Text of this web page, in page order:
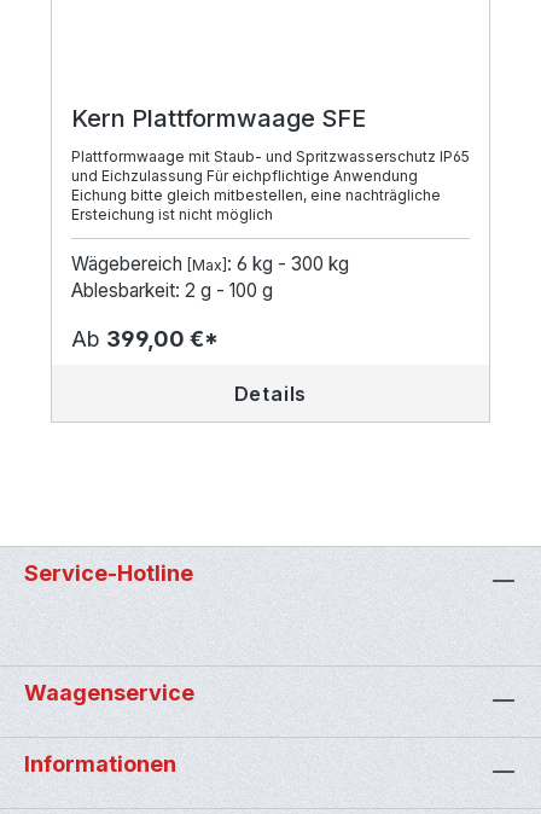
Kern Plattformwaage SFE
Plattformwaage mit Staub- und Spritzwasserschutz IP65
und Eichzulassung Für eichpflichtige Anwendung
Eichung bitte gleich mitbestellen, eine nachträgliche
Ersteichung ist nicht möglich
Wägebereich [Max] : 6 kg - 300 kg
Ablesbarkeit: 2 g - 100 g
Ab 399,00 €*
Details
Service-Hotline
Waagenservice
Informationen